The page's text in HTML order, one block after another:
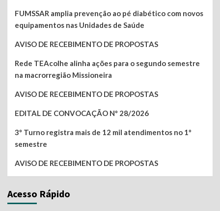
FUMSSAR amplia prevenção ao pé diabético com novos
equipamentos nas Unidades de Saúde
AVISO DE RECEBIMENTO DE PROPOSTAS
Rede TEAcolhe alinha ações para o segundo semestre
na macrorregião Missioneira
AVISO DE RECEBIMENTO DE PROPOSTAS
EDITAL DE CONVOCAÇÃO Nº 28/2026
3º Turno registra mais de 12 mil atendimentos no 1º
semestre
AVISO DE RECEBIMENTO DE PROPOSTAS
Acesso Rápido